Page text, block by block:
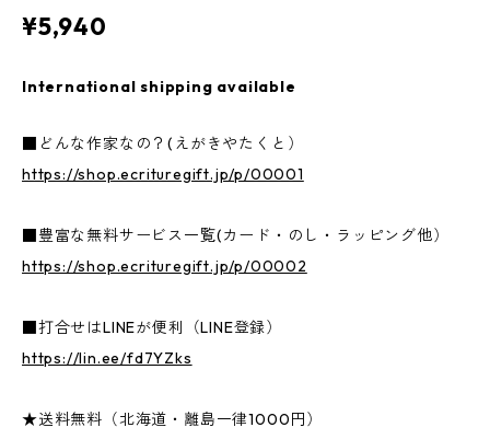
¥5,940
International shipping available
■どんな作家なの？(えがきやたくと）
https://shop.ecrituregift.jp/p/00001
■豊富な無料サービス一覧(カード・のし・ラッピング他）
https://shop.ecrituregift.jp/p/00002
■打合せはLINEが便利（LINE登録）
https://lin.ee/fd7YZks
★送料無料（北海道・離島一律1000円）